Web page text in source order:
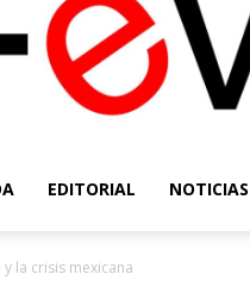
EDITORIAL NOTICIAS
la crisis mexicana